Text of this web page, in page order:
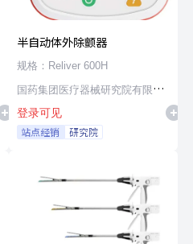
半自动体外除颤器
规格：Reliver 600H
国药集团医疗器械研究院有限公
司
登录可见
站点经销 研究院